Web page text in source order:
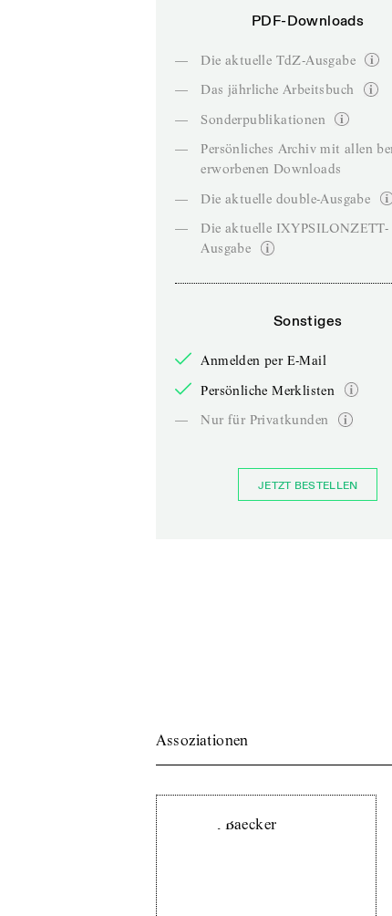
PDF-Downloads
—
Die aktuelle TdZ-Ausgabe
—
Das jährliche Arbeitsbuch
—
Sonderpublikationen
—
Persönliches Archiv mit allen
erworbenen Downloads
—
Die aktuelle double-Ausgabe
—
Die aktuelle IXYPSILONZETT-
Ausgabe
Sonstiges
Anmelden per E-Mail
Persönliche Merklisten
—
Nur für Privatkunden
JETZT BESTELLEN
Assoziationen